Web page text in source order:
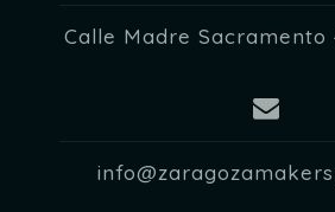
Calle Madre Sacramento